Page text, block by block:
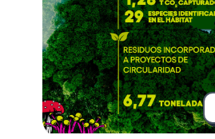
Quienes somos
¿Quieres trabajar con
elrow News